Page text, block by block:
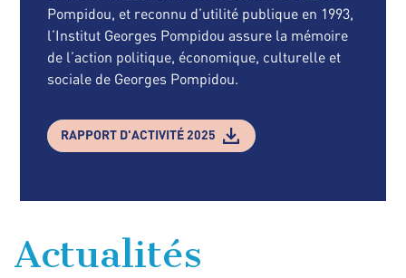
Pompidou, et reconnu d’utilité publique en 1993,
l’Institut Georges Pompidou assure la mémoire
de l’action politique, économique, culturelle et
sociale de Georges Pompidou.
RAPPORT D'ACTIVITÉ 2025
Actualités